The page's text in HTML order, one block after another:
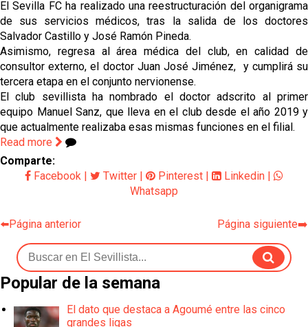
Vargas y Sow se incorporan al grupo en la sesión
del martes
Odysseas Vlachodimos: “El objetivo es mejorar la
temporada pasada”
El Sevilla FC empieza a inscribir a los nuevos
fichajes
Opinión | "Carta abierta a Alberto Flores" por Rafa
El Sevilla FC ha realizado una reestructuración del organigrama
de sus servicios médicos, tras la salida de los doctores
Salvador Castillo y José Ramón Pineda.
Asimismo, regresa al área médica del club, en calidad de
consultor externo, el doctor Juan José Jiménez, y cumplirá su
tercera etapa en el conjunto nervionense.
El club sevillista ha nombrado el doctor adscrito al primer
equipo Manuel Sanz, que lleva en el club desde el año 2019 y
que actualmente realizaba esas mismas funciones en el filial.
Read more
Comparte:
Facebook
Twitter Pinterest Linkedin
Whatsapp
⬅️Página anterior Página siguiente➡️
Popular de la semana
El dato que destaca a Agoumé entre las cinco
grandes ligas